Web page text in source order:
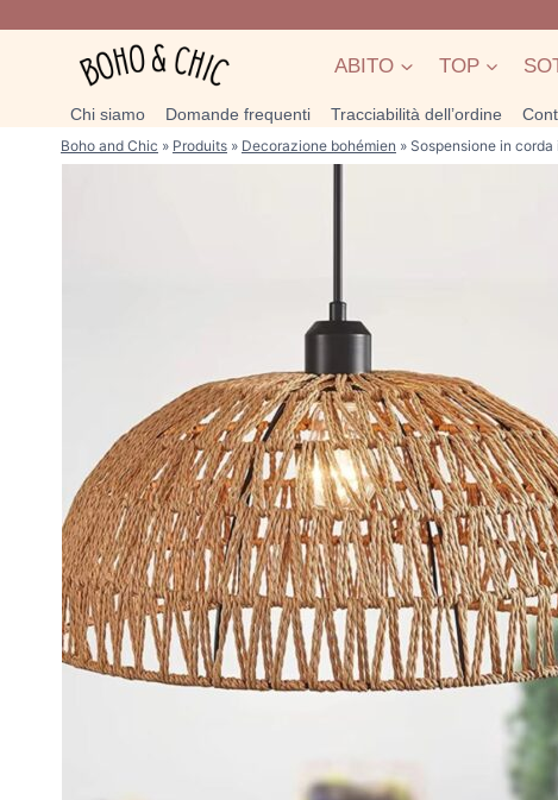
contenuto
ABITO TOP
Chi siamo Domande frequenti Tracciabilità dell’ordine
Boho and Chic » Produits » Decorazione bohémien » Sospensione in